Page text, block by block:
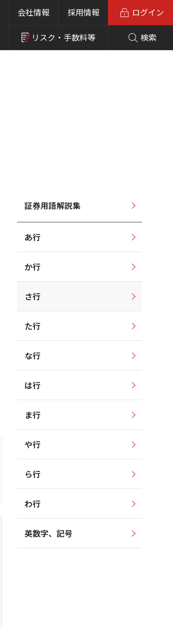
会社情報 採用情報
リスク・ 手数料等 検索
ログイン
証券用語解説集
あ行
か行
さ行
た行
な行
は行
ま行
や行
ら行
わ行
英数字、記号